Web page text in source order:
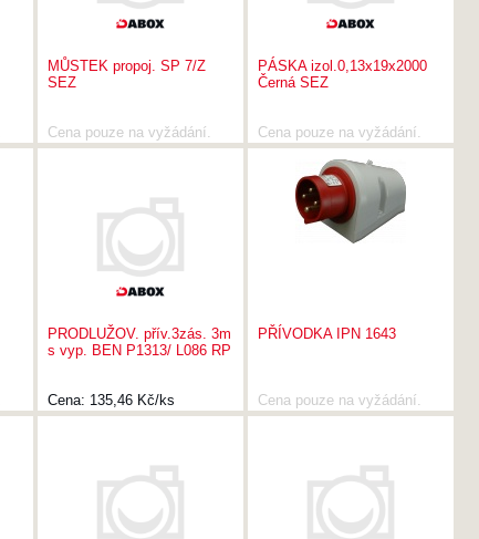
MŮSTEK propoj. SP 7/Z
SEZ
Cena pouze na vyžádání.
PÁSKA izol.0,13x19x2000
Černá SEZ
Cena pouze na vyžádání.
PRODLUŽOV. přív.3zás. 3m
s vyp. BEN P1313/ L086 RP
Cena: 135,46 Kč/ks
PŘÍVODKA IPN 1643
Cena pouze na vyžádání.